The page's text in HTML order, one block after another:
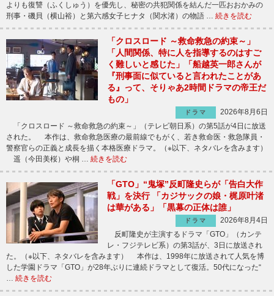
よりも復讐（ふくしゅう）を優先し、秘密の共犯関係を結んだ一匹おおかみの
刑事・磯貝（横山裕）と第六感女子ヒナタ（関水渚）の物語 … 続きを読む
「クロスロード ～救命救急の約束～」
「人間関係、特に人を指導するのはすご
く難しいと感じた」「船越英一郎さんが
『刑事面に似ていると言われたことがあ
る』って、そりゃあ2時間ドラマの帝王だ
もの」
ドラマ
2026年8月6日
「クロスロード ～救命救急の約束～」（テレビ朝日系）の第5話が4日に放送
された。 本作は、救命救急医療の最前線でもがく、若き救命医・救急隊員・
警察官らの正義と成長を描く本格医療ドラマ。（※以下、ネタバレを含みます）
遥（今田美桜）や桐 … 続きを読む
「GTO」“鬼塚”反町隆史らが「告白大作
戦」を決行 「カジサックの娘・梶原叶渚
は華がある」「黒幕の正体は誰」
ドラマ
2026年8月4日
反町隆史が主演するドラマ「GTO」（カンテ
レ・フジテレビ系）の第3話が、3日に放送され
た。（※以下、ネタバレを含みます） 本作は、1998年に放送されて人気を博
した学園ドラマ「GTO」が28年ぶりに連続ドラマとして復活。50代になった“
… 続きを読む